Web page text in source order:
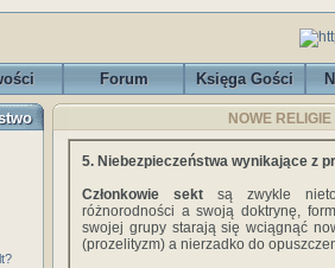
Forum Księga Gości
NOWE
5. Niebezpieczeństwa wynikające z
Członkowie sekt są zwykle
różnorodności a swoją doktrynę,
swojej grupy starają się wciągnąć
(prozelityzm) a nierzadko do